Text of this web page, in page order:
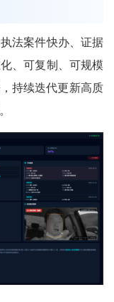
法案件快办、证据
、可复制、可规模
持续迭代更新高质